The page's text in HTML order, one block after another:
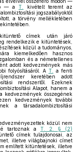
— aT.
kivételt teremt az
jogszabályoktól
a törvény mellékletében
címek után járó
rendelkezik e kitüntetések,
közül a tudományos,
kiemelkedően hasznos
és a németellenes
adott kedvezmények más
folyósításáról. A T.
a fenti
keretében adott
rendszertől. Ezeknek
Alapot, hanem a
kedvezmények összegének
kedvezmények további
a társadalombiztosítási
közül nem
tartoznak a T. 2. § (2)
címek tulajdonosai, az
illetve világbajnoki címet
említett kitüntetések, illetve